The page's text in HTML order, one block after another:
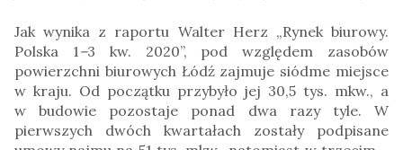
Jak wynika z raportu Walter Herz „Rynek biurowy.
Polska 1 –3 kw. 2020”, pod względem zasobów
powierzchni biurowych Łódź zajmuje siódme miejsce
w kraju. Od początku przybyło jej 30,5 tys. mkw., a
w budowie pozostaje ponad dwa razy tyle. W
pierwszych dwóch kwartałach zostały podpisane